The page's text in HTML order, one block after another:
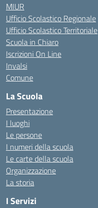
MIUR
Ufficio Scolastico Regionale
Ufficio Scolastico Territoriale
Scuola in Chiaro
Iscrizioni On Line
Invalsi
Comune
La Scuola
Presentazione
I luoghi
Le persone
I numeri della scuola
Le carte della scuola
Organizzazione
La storia
I Servizi